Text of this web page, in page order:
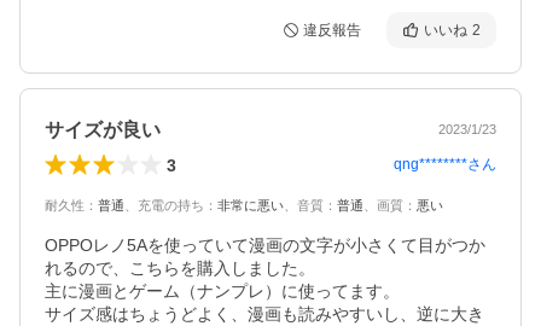
違反報告 いいね 2
サイズが良い 2023/1/23
3 qng********さん
耐久性 ： 普通 充電の持ち ： 非常に悪い 音質 ： 普通 画質 ： 悪い
OPPOレノ5Aを使っていて漫画の文字が小さくて目がつか
れるので、こちらを購入しました。
主に漫画とゲーム（ナンプレ）に使ってます。
サイズ感はちょうどよく、漫画も読みやすいし、逆に大き